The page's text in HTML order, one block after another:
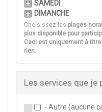
SAMEDI
DIMANCHE
Choisissez les plages
plus disponible pour
Ceci est uniquement à
rien.
Les services que je
- Autre (aucune